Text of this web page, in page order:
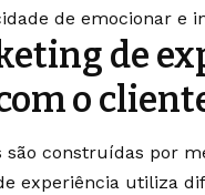
de emocionar e
de
o
são construídas por
experiência utiliza